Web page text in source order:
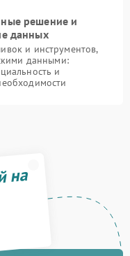
решение и
данных
и инструментов,
данными:
и
на